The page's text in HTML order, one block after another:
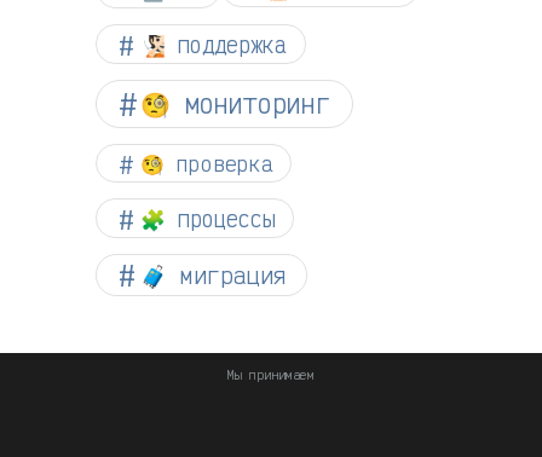
🧏🏻 поддержка
🧐 мониторинг
🧐 проверка
🧩 процессы
🧳 миграция
Мы принимаем